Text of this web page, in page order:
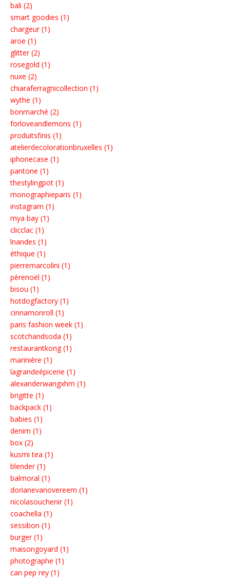
bali (2)
smart goodies (1)
chargeur (1)
aroe (1)
glitter (2)
rosegold (1)
nuxe (2)
chiaraferragnicollection (1)
wythe (1)
bonmarché (2)
forloveandlemons (1)
produitsfinis (1)
atelierdecolorationbruxelles (1)
iphonecase (1)
pantone (1)
thestylingpot (1)
monographieparis (1)
instagram (1)
mya bay (1)
clicclac (1)
lnandes (1)
éthique (1)
pierremarcolini (1)
pèrenoël (1)
bisou (1)
hotdogfactory (1)
cinnamonroll (1)
paris fashion week (1)
scotchandsoda (1)
restaurantkong (1)
marinière (1)
lagrandeépicerie (1)
alexanderwangxhm (1)
brigitte (1)
backpack (1)
babies (1)
denim (1)
box (2)
kusmi tea (1)
blender (1)
balmoral (1)
dorianevanovereem (1)
nicolasouchenir (1)
coachella (1)
sessibon (1)
burger (1)
maisongoyard (1)
photographe (1)
can pep rey (1)